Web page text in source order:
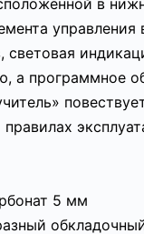
в
управления
световая
а программное
5 мм